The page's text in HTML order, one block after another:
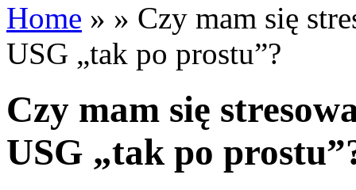
Home » » Czy mam się
USG „tak po prostu”?
Czy mam się
USG „tak po